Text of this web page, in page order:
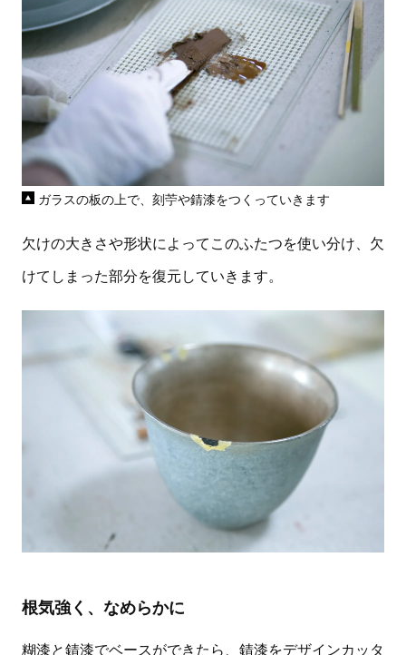
ガラスの板の上で、刻苧や錆漆をつくっていきます
欠けの大きさや形状によってこのふたつを使い分け、欠
けてしまった部分を復元していきます。
根気強く、なめらかに
糊漆と錆漆でベースができたら、錆漆をデザインカッタ